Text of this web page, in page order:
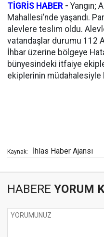
TİGRİS HABER - Yangın;
Mahallesi’nde yaşandı.
alevlere teslim oldu.
vatandaşlar durumu 112
İhbar üzerine bölgeye
bünyesindeki itfaiye
ekiplerinin müdahalesiyle
Kaynak: İhlas Haber Ajansı
HABERE YORUM